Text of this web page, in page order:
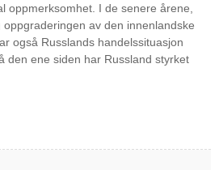
oppmerksomhet. I de senere årene,
av den innenlandske
også Russlands handelssituasjon
den ene siden har Russland styrket